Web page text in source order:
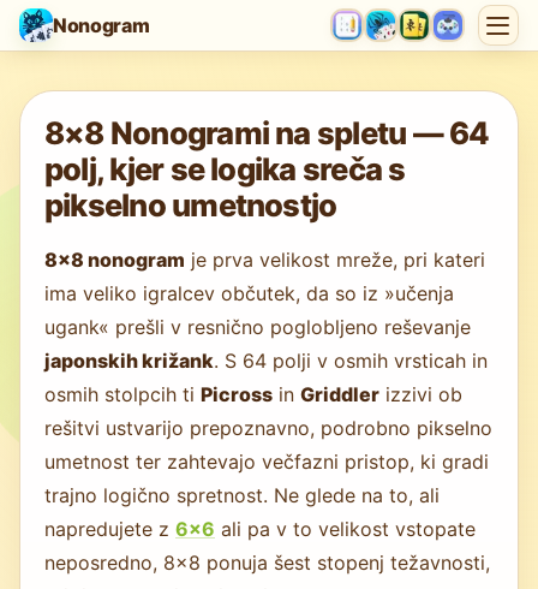
Nonogram
Nalaganje igre…
8×8 Nonogrami na spletu — 64
polj, kjer se logika sreča s
pikselno umetnostjo
8×8 nonogram je prva velikost mreže, pri kateri
ima veliko igralcev občutek, da so iz »učenja
ugank« prešli v resnično poglobljeno reševanje
japonskih križank. S 64 polji v osmih vrsticah in
osmih stolpcih ti Picross in Griddler izzivi ob
rešitvi ustvarijo prepoznavno, podrobno pikselno
umetnost ter zahtevajo večfazni pristop, ki gradi
trajno logično spretnost. Ne glede na to, ali
napredujete z 6×6 ali pa v to velikost vstopate
neposredno, 8×8 ponuja šest stopenj težavnosti,